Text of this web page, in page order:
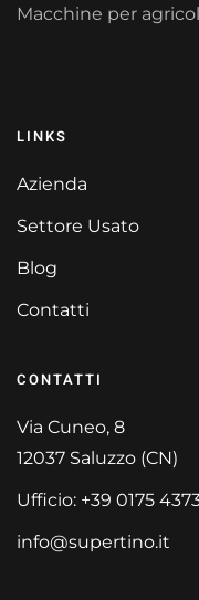
Macchine per
LINKS
Azienda
Settore Usato
Blog
Contatti
CONTATTI
Via Cuneo, 8
12037 Saluzzo (CN)
Ufficio: +39 0175
info@supertino.it